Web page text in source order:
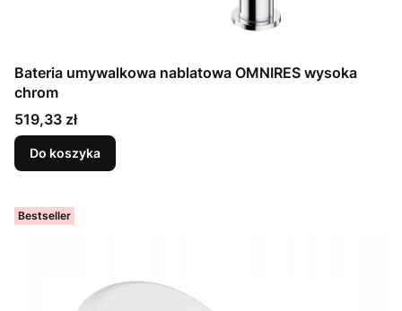
Bateria umywalkowa nablatowa OMNIRES wysoka
chrom
Cena
519,33 zł
Do koszyka
Bestseller